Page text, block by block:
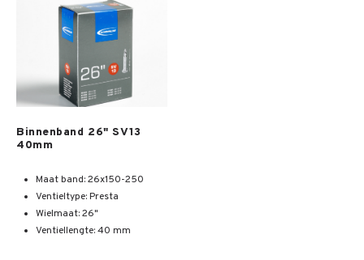
Binnenband 26" SV13
40mm
Maat band: 26x150-250
Ventieltype: Presta
Wielmaat: 26"
Ventiellengte: 40 mm